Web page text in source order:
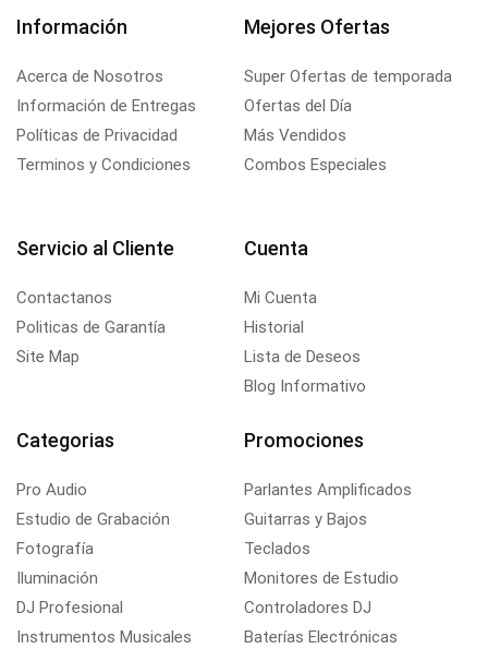
Información
Acerca de Nosotros
Información de Entregas
Políticas de Privacidad
Terminos y Condiciones
Mejores Ofertas
Super Ofertas de temporada
Ofertas del Día
Más Vendidos
Combos Especiales
Servicio al Cliente
Contactanos
Politicas de Garantía
Site Map
Cuenta
Mi Cuenta
Historial
Lista de Deseos
Blog Informativo
Categorias
Pro Audio
Estudio de Grabación
Fotografía
Iluminación
DJ Profesional
Instrumentos Musicales
Promociones
Parlantes Amplificados
Guitarras y Bajos
Teclados
Monitores de Estudio
Controladores DJ
Baterías Electrónicas